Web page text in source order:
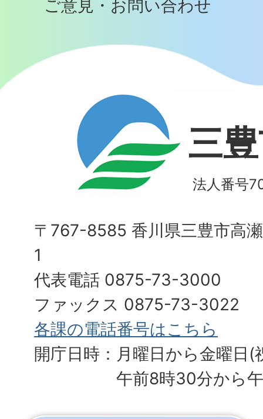
ご意見・お問い合わせ
三
法人番号
〒767-8585 香川県三豊市高
1
代表電話 0875-73-3000
ファックス 0875-73-3022
各課の電話番号はこちら
開庁日時：月曜日から金曜日(
午前8時30分から